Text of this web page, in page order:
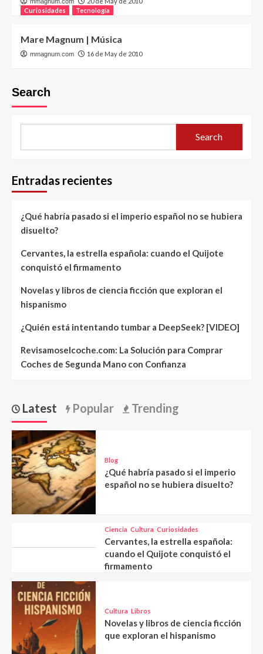
Curiosidades
Tecnología
Mare Magnum | Música
mmagnum.com 16 de May de 2010
Search
Search
Entradas recientes
¿Qué habría pasado si el imperio español no se hubiera
disuelto?
Cervantes, la estrella española: cuando el Quijote
conquistó el firmamento
Novelas y libros de ciencia ficción que exploran el
hispanismo
¿Quién está intentando tumbar a DeepSeek? [VIDEO]
Revisamoselcoche.com: La Solución para Comprar
Coches de Segunda Mano con Confianza
Latest Popular Trending
Blog
¿Qué habría pasado si el imperio
español no se hubiera disuelto?
Ciencia Cultura Curiosidades
Cervantes, la estrella española:
cuando el Quijote conquistó el
firmamento
Cultura Libros
Novelas y libros de ciencia ficción
que exploran el hispanismo